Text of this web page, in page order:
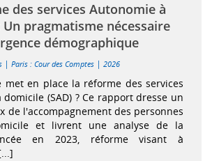
des services Autonomie à
pragmatisme nécessaire
démographique
| Paris : Cour des Comptes | 2026
met en place la réforme des services
(SAD) ? Ce rapport dresse un
de l'accompagnement des personnes
et livrent une analyse de la
en 2023, réforme visant à